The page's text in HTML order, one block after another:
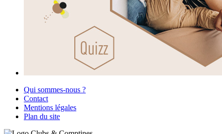
Qui sommes-nous ?
Contact
Mentions légales
Plan du site